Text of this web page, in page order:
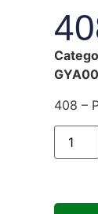
408 –